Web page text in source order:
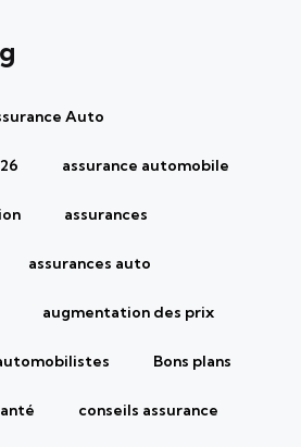
Auto
assurance automobile
assurances
assurances auto
augmentation des prix
Bons plans
conseils assurance